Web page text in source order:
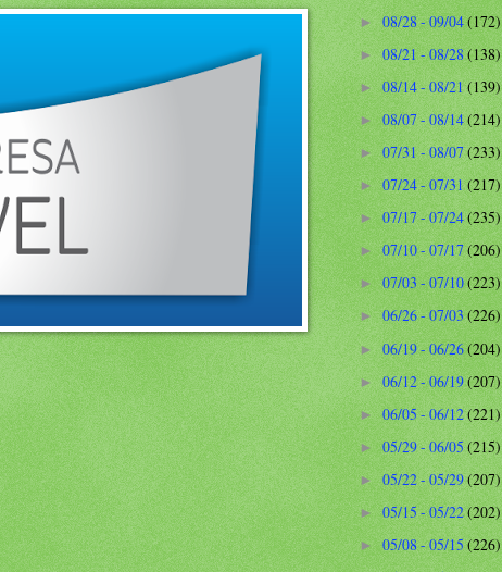
►08/28 - 09/04(172)
►08/21 - 08/28(138)
►08/14 - 08/21(139)
►08/07 - 08/14(214)
►07/31 - 08/07(233)
►07/24 - 07/31(217)
►07/17 - 07/24(235)
►07/10 - 07/17(206)
►07/03 - 07/10(223)
►06/26 - 07/03(226)
►06/19 - 06/26(204)
►06/12 - 06/19(207)
► 06/05 - 06/12(221)
►05/29 - 06/05(215)
►05/22 - 05/29(207)
►05/15 - 05/22(202)
►05/08 - 05/15(226)